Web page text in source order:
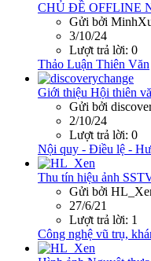
CHỦ ĐỀ OFFLINE
Gửi bởi
3/10/24
Lượt trả lời: 0
Thảo Luận Thiên Văn
Giới thiệu Hội thiên
Gửi bởi
2/10/24
Lượt trả lời: 0
Nội quy - Điều lệ -
Thu tín hiệu ảnh
Gửi bởi
27/6/21
Lượt trả lời: 1
Công nghệ vũ trụ,